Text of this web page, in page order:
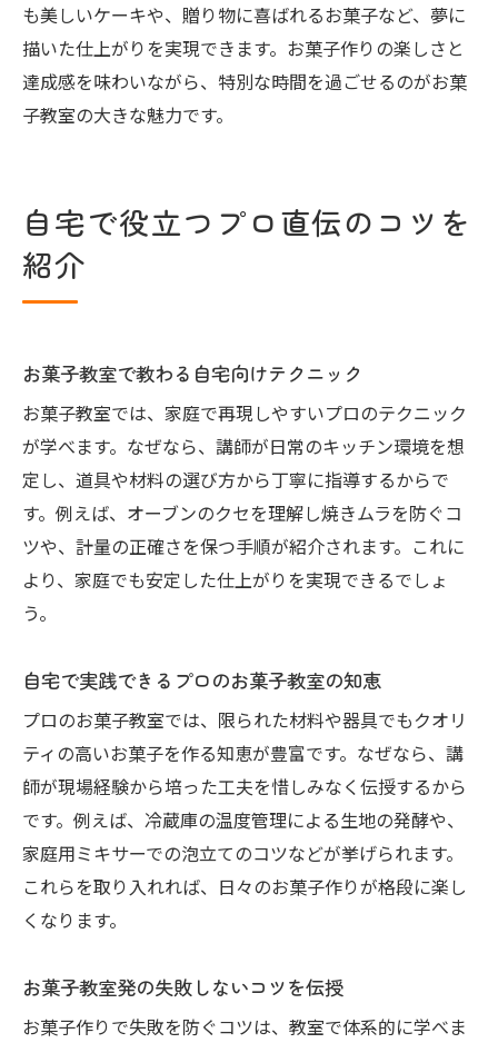
も美しいケーキや、贈り物に喜ばれるお菓子など、夢に
描いた仕上がりを実現できます。お菓子作りの楽しさと
達成感を味わいながら、特別な時間を過ごせるのがお菓
子教室の大きな魅力です。
自宅で役立つプロ直伝のコツを
紹介
お菓子教室で教わる自宅向けテクニック
お菓子教室では、家庭で再現しやすいプロのテクニック
が学べます。なぜなら、講師が日常のキッチン環境を想
定し、道具や材料の選び方から丁寧に指導するからで
す。例えば、オーブンのクセを理解し焼きムラを防ぐコ
ツや、計量の正確さを保つ手順が紹介されます。これに
より、家庭でも安定した仕上がりを実現できるでしょ
う。
自宅で実践できるプロのお菓子教室の知恵
プロのお菓子教室では、限られた材料や器具でもクオリ
ティの高いお菓子を作る知恵が豊富です。なぜなら、講
師が現場経験から培った工夫を惜しみなく伝授するから
です。例えば、冷蔵庫の温度管理による生地の発酵や、
家庭用ミキサーでの泡立てのコツなどが挙げられます。
これらを取り入れれば、日々のお菓子作りが格段に楽し
くなります。
お菓子教室発の失敗しないコツを伝授
お菓子作りで失敗を防ぐコツは、教室で体系的に学べま